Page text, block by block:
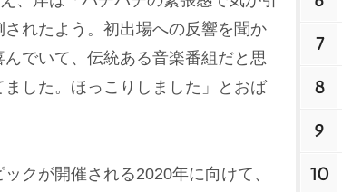
れたよう。初出場への反響を聞か
でいて、伝統ある音楽番組だと思
した。ほっこりしました」とおば
クが開催される2020年に向けて、
7
8
9
10